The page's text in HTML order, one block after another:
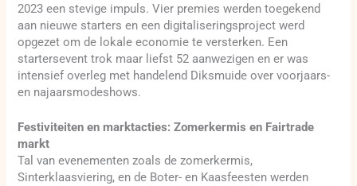
2023 een stevige impuls. Vier premies werden toegekend
aan nieuwe starters en een digitaliseringsproject werd
opgezet om de lokale economie te versterken. Een
startersevent trok maar liefst 52 aanwezigen en er was
intensief overleg met handelend Diksmuide over voorjaars-
en najaarsmodeshows.
Festiviteiten en marktacties: Zomerkermis en Fairtrade
markt
Tal van evenementen zoals de zomerkermis,
Sinterklaasviering, en de Boter- en Kaasfeesten werden